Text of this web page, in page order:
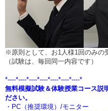
※原則として、お1人様1回のみの
（試験は、毎回同一内容です）
*----*----*----*----*----*----*----*
無料模擬試験＆体験授業コース説
ださい。
・PC（推奨環境）/モニター